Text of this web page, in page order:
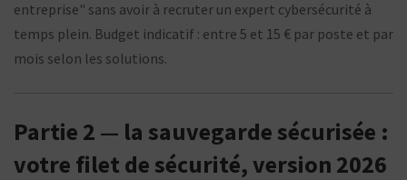
entreprise" sans avoir à recruter un expert cybersécurité à
temps plein. Budget indicatif : entre 5 et 15 € par poste et par
mois selon les solutions.
Partie 2 — la sauvegarde sécurisée :
votre filet de sécurité, version 2026